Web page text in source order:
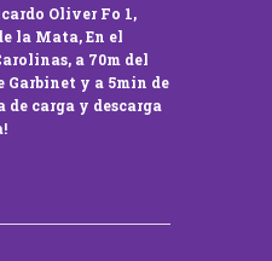
Oliver Fo 1,
la Mata, En el
a 70m del
Garbinet y a 5min de
carga y descarga